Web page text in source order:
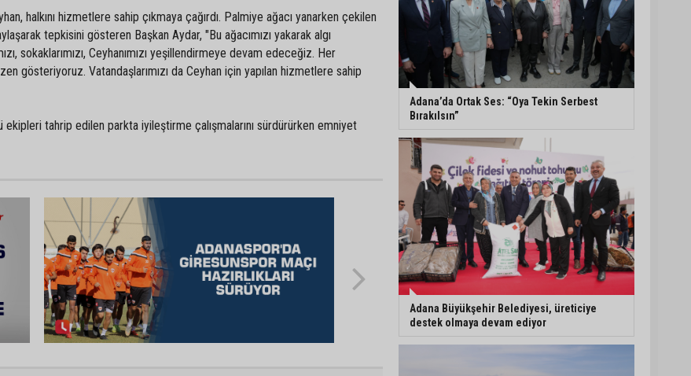
halkını hizmetlere sahip çıkmaya çağırdı. Palmiye ağacı yanarken çekilen
tepkisini gösteren Başkan Aydar, "Bu ağacımızı yakarak algı
sokaklarımızı, Ceyhanımızı yeşillendirmeye devam edeceğiz. Her
gösteriyoruz. Vatandaşlarımızı da Ceyhan için yapılan hizmetlere sahip
tahrip edilen parkta iyileştirme çalışmalarını sürdürürken emniyet
kaybetti
Adanalı NASA astronotu
Deniz Burnham uzaya
gidiyor
Kozan’da üreticilere
yangın ve anız uyarısı
Ceyhan’da yağlık
ayçiçeği hasadı başladı
Adana’da Ortak Ses: “Oya Tekin Serbest
Bırakılsın”
Adana Büyükşehir Belediyesi, üreticiye
destek olmaya devam ediyor